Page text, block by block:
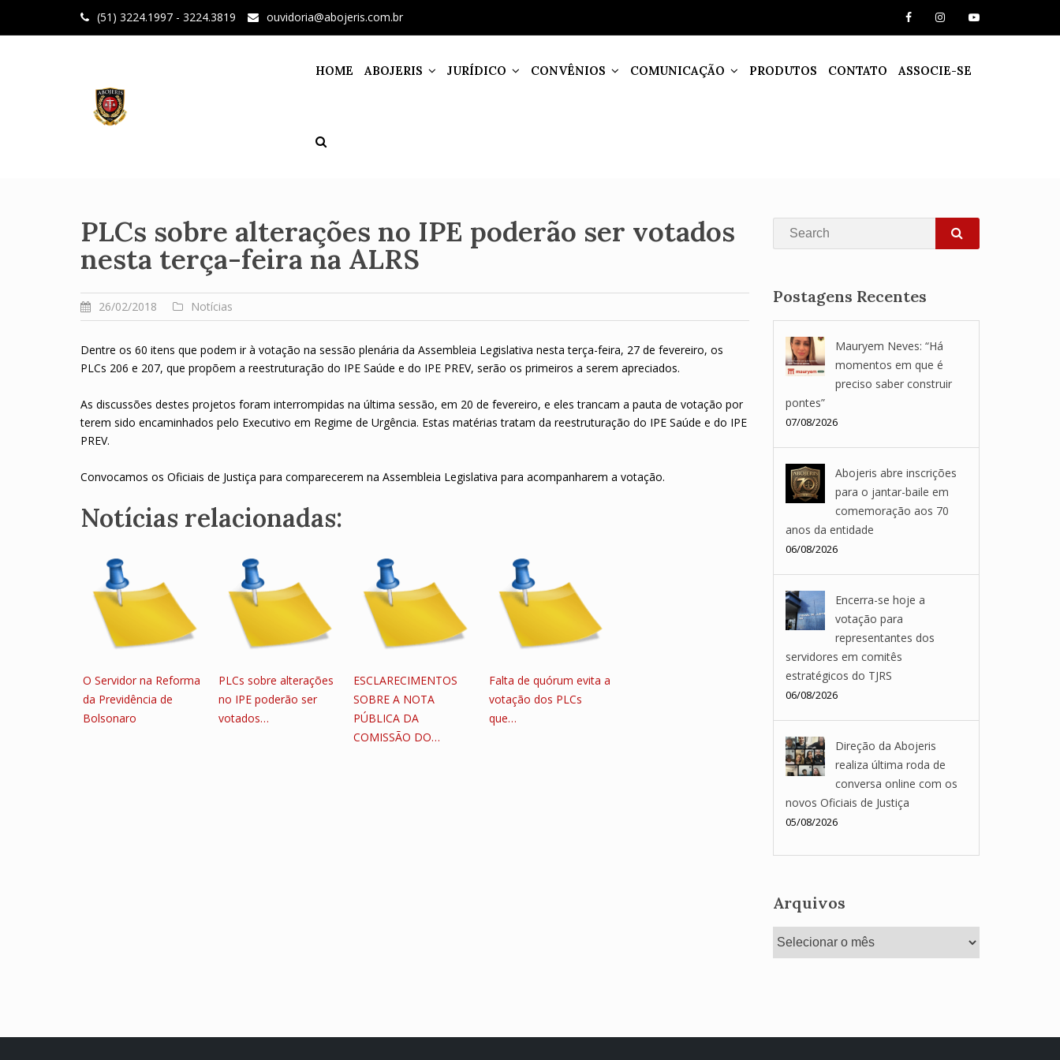
(51) 3224.1997 - 3224.3819 ouvidoria@abojeris.com.br
HOME ABOJERIS JURÍDICO CONVÊNIOS COMUNICAÇÃO PRODUTOS CONTATO ASSOCIE-SE
PLCs sobre alterações no IPE poderão ser votados
nesta terça-feira na ALRS
26/02/2018 Notícias
Dentre os 60 itens que podem ir à votação na sessão plenária da Assembleia Legislativa nesta terça-feira, 27 de fevereiro, os
PLCs 206 e 207, que propõem a reestruturação do IPE Saúde e do IPE PREV, serão os primeiros a serem apreciados.
As discussões destes projetos foram interrompidas na última sessão, em 20 de fevereiro, e eles trancam a pauta de votação por
terem sido encaminhados pelo Executivo em Regime de Urgência. Estas matérias tratam da reestruturação do IPE Saúde e do IPE
PREV.
Convocamos os Oficiais de Justiça para comparecerem na Assembleia Legislativa para acompanharem a votação.
Notícias relacionadas:
O Servidor na Reforma
da Previdência de
Bolsonaro
PLCs sobre alterações
no IPE poderão ser
votados…
ESCLARECIMENTOS
SOBRE A NOTA
PÚBLICA DA
COMISSÃO DO…
Falta de quórum evita a
votação dos PLCs
que…
Search
SEARCH
Postagens Recentes
Mauryem Neves: “Há
momentos em que é
preciso saber construir
pontes”
07/08/2026
Abojeris abre inscrições
para o jantar-baile em
comemoração aos 70
anos da entidade
06/08/2026
Encerra-se hoje a
votação para
representantes dos
servidores em comitês
estratégicos do TJRS
06/08/2026
Direção da Abojeris
realiza última roda de
conversa online com os
novos Oficiais de Justiça
05/08/2026
Arquivos
Arquivos